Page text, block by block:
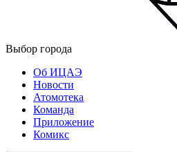
Выбор города
Об ИЦАЭ
Новости
Атомотека
Команда
Приложение
Комикс